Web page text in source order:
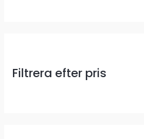
Filtrera efter pris